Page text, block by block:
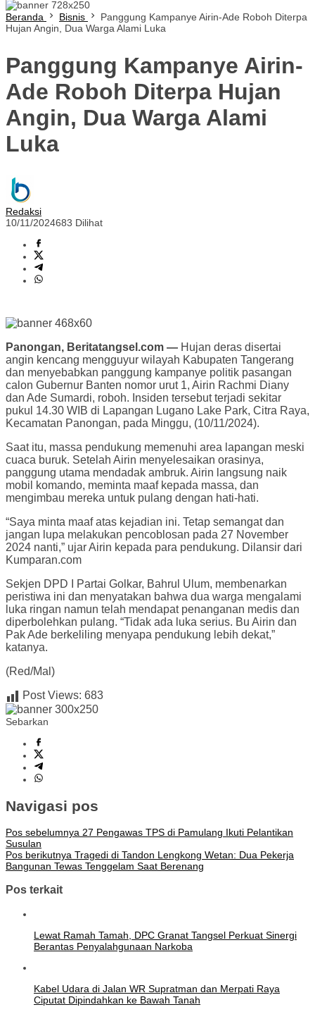
Beranda Bisnis
Panggung Kampanye Airin-Ade Roboh Diterpa
Hujan Angin, Dua Warga Alami Luka
Panggung Kampanye Airin-
Ade Roboh Diterpa Hujan
Angin, Dua Warga Alami
Luka
Redaksi
10/11/2024683 Dilihat
Panongan, Beritatangsel.com — Hujan deras disertai
angin kencang mengguyur wilayah Kabupaten Tangerang
dan menyebabkan panggung kampanye politik pasangan
calon Gubernur Banten nomor urut 1, Airin Rachmi Diany
dan Ade Sumardi, roboh. Insiden tersebut terjadi sekitar
pukul 14.30 WIB di Lapangan Lugano Lake Park, Citra Raya,
Kecamatan Panongan, pada Minggu, (10/11/2024).
Saat itu, massa pendukung memenuhi area lapangan meski
cuaca buruk. Setelah Airin menyelesaikan orasinya,
panggung utama mendadak ambruk. Airin langsung naik
mobil komando, meminta maaf kepada massa, dan
mengimbau mereka untuk pulang dengan hati-hati.
“Saya minta maaf atas kejadian ini. Tetap semangat dan
jangan lupa melakukan pencoblosan pada 27 November
2024 nanti,” ujar Airin kepada para pendukung. Dilansir dari
Kumparan.com
Sekjen DPD I Partai Golkar, Bahrul Ulum, membenarkan
peristiwa ini dan menyatakan bahwa dua warga mengalami
luka ringan namun telah mendapat penanganan medis dan
diperbolehkan pulang. “Tidak ada luka serius. Bu Airin dan
Pak Ade berkeliling menyapa pendukung lebih dekat,”
katanya.
(Red/Mal)
Post Views: 683
Sebarkan
Navigasi pos
Pos sebelumnya 27 Pengawas TPS di Pamulang Ikuti Pelantikan
Susulan
Pos berikutnya Tragedi di Tandon Lengkong Wetan: Dua Pekerja
Bangunan Tewas Tenggelam Saat Berenang
Pos terkait
Lewat Ramah Tamah, DPC Granat Tangsel Perkuat Sinergi
Berantas Penyalahgunaan Narkoba
Kabel Udara di Jalan WR Supratman dan Merpati Raya
Ciputat Dipindahkan ke Bawah Tanah